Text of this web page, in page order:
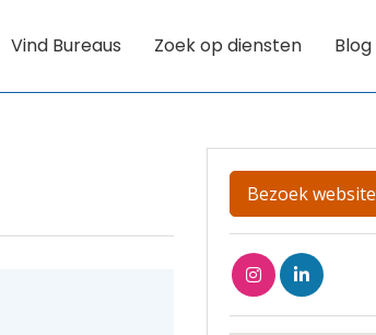
Vind Bureaus Zoek op diensten Blog
Bezoek website